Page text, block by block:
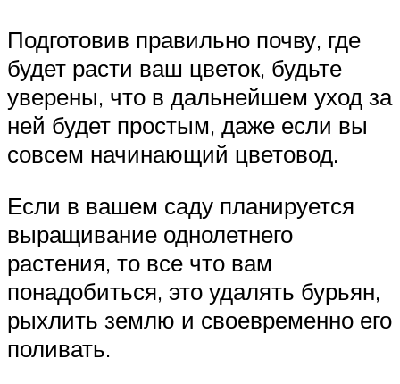
Подготовив правильно почву, где
будет расти ваш цветок, будьте
уверены, что в дальнейшем уход за
ней будет простым, даже если вы
совсем начинающий цветовод.
Если в вашем саду планируется
выращивание однолетнего
растения, то все что вам
понадобиться, это удалять бурьян,
рыхлить землю и своевременно его
поливать.